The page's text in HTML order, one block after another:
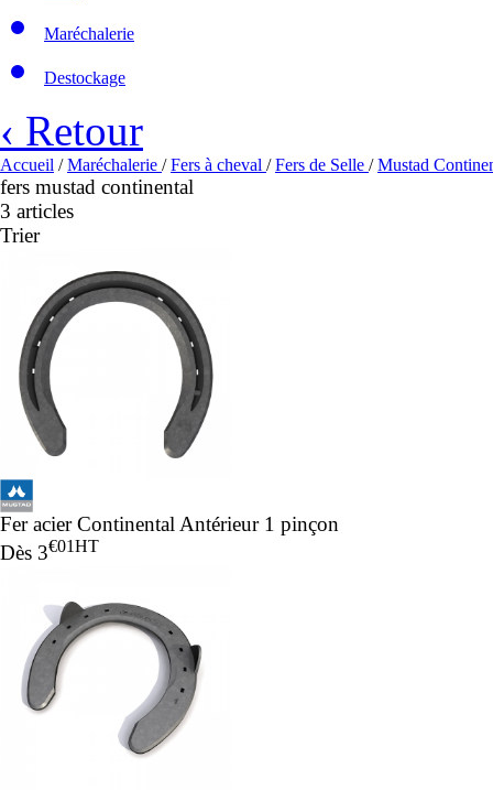
Maréchalerie
Destockage
‹ Retour
Accueil /Maréchalerie /Fers à cheval /Fers de Selle /Mustad
fers mustad continental
3 articles
Trier
Fer acier Continental Antérieur 1 pinçon
Dès 3€01HT